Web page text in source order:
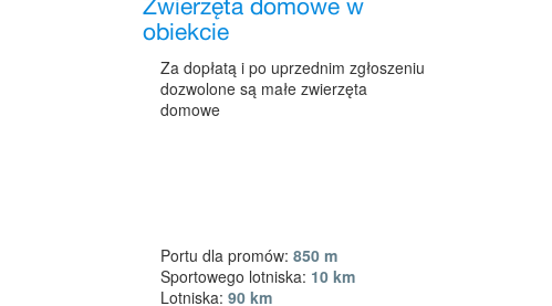
Zwierzęta domowe w
obiekcie
Za dopłatą i po uprzednim zgłoszeniu
dozwolone są małe zwierzęta
domowe
Portu dla promów:850 m
Sportowego lotniska: 10 km
Lotniska:90 km